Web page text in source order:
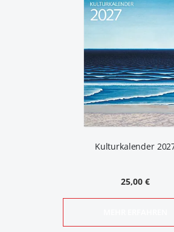
Kulturkalender
25,00 €